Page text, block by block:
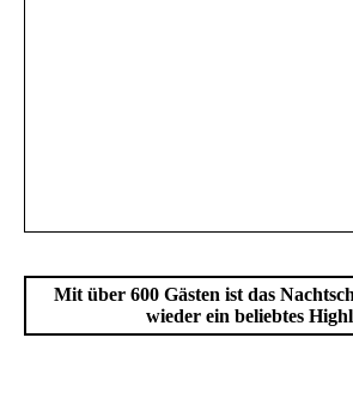
Mit über 600 Gästen ist das
wieder ein beliebtes